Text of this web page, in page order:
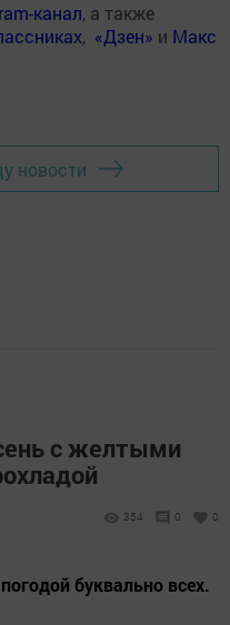
канал, а также
, «Дзен» и Макс
новости
с желтыми
354 0 0
буквально всех.